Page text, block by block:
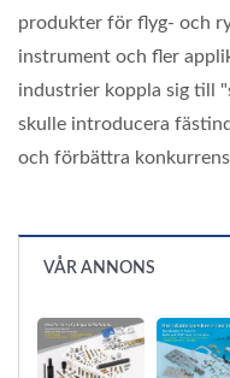
produkter för flyg- och
instrument och fler
industrier koppla sig till
skulle introducera
och förbättra
VÅR ANNONS